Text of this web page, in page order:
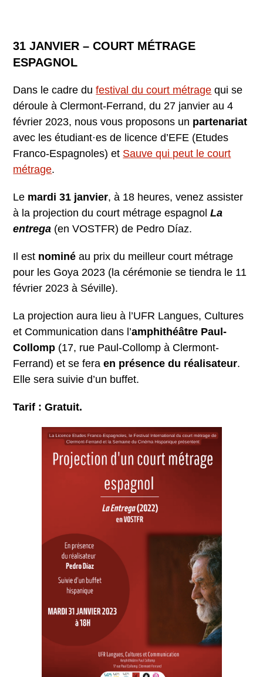
31 JANVIER – COURT MÉTRAGE
ESPAGNOL
Dans le cadre dufestival du court métrage qui se
déroule à Clermont-Ferrand, du 27 janvier au 4
février 2023, nous vous proposons un partenariat
avec les étudiant·es de licence d’EFE (Etudes
Franco-Espagnoles) et Sauve qui peut le court
métrage.
Le mardi 31 janvier, à 18 heures, venez assister
à la projection du court métrage espagnolLa
entrega (en VOSTFR) de Pedro Díaz.
Il est nominé au prix du meilleur court métrage
pour les Goya 2023 (la cérémonie se tiendra le 11
février 2023 à Séville).
La projection aura lieu à l’UFR Langues, Cultures
et Communication dans l’amphithéâtre Paul-
Collomp (17, rue Paul-Collomp à Clermont-
Ferrand) et se feraen présence du réalisateur.
Elle sera suivie d’un buffet.
Tarif : Gratuit.